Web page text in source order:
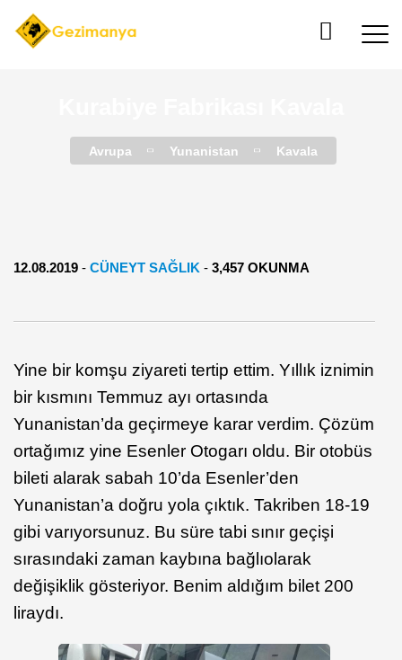
Avrupa Yunanistan Kavala
12.08.2019 - CÜNEYT SAĞLIK - 3,457 OKUNMA
Yine bir komşu ziyareti tertip ettim. Yıllık iznimin
bir kısmını Temmuz ayı ortasında
Yunanistan’da geçirmeye karar verdim. Çözüm
ortağımız yine Esenler Otogarı oldu. Bir otobüs
bileti alarak sabah 10’da Esenler’den
Yunanistan’a doğru yola çıktık. Takriben 18-19
gibi varıyorsunuz. Bu süre tabi sınır geçişi
sırasındaki zaman kaybına bağlıolarak
değişiklik gösteriyor. Benim aldığım bilet 200
liraydı.